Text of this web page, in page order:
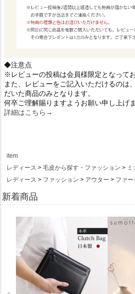
◆注意点
※レビューの投稿は会員様限定となってお
また、レビューをご記入いただけるのは
だいた商品のみとなります。
何卒ご理解賜りますようお願い申し上げ
詳細はこちら→
item
レディース
毛皮から探す・ファッション ミ
レディース
ファッション アウター ファー
新着商品